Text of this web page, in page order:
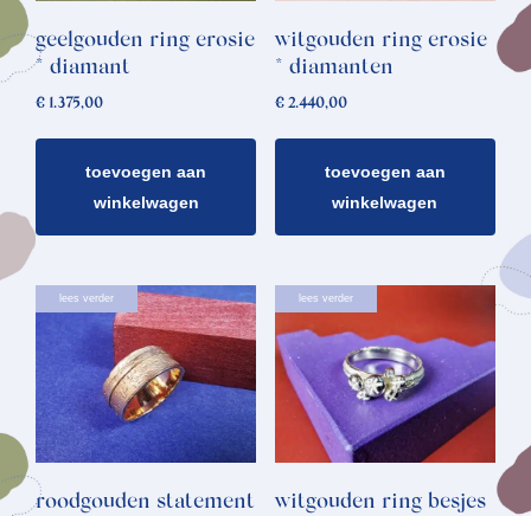
geelgouden ring erosie
* diamant
€ 1.375,00
toevoegen aan
winkelwagen
witgouden ring erosie
* diamanten
€2.440,00
toevoegen aan
winkelwagen
lees verder
roodgouden statement
lees verder
witgouden ring besjes